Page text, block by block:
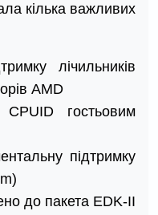
кілька важливих
лічильників
AMD
гостьовим
підтримку
до пакета EDK-II